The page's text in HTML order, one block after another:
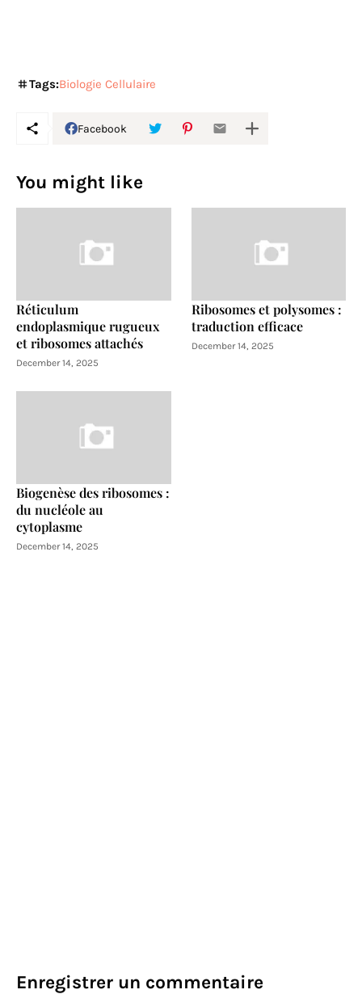
Tags:Biologie Cellulaire
Facebook
You might like
Réticulum
endoplasmique rugueux
et ribosomes attachés
December 14, 2025
Ribosomes et polysomes :
traduction efficace
December 14, 2025
Biogenèse des ribosomes :
du nucléole au
cytoplasme
December 14, 2025
Enregistrer un commentaire